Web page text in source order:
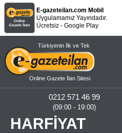
E-gazeteilan.com Mobil
Uygulamamız Yayındadır.
Ücretsiz - Google Play
Türkiyenin İlk ve Tek
Online Gazete İlan Sitesi
0212 571 46 99
(09:00 - 19:00)
HARFİYAT